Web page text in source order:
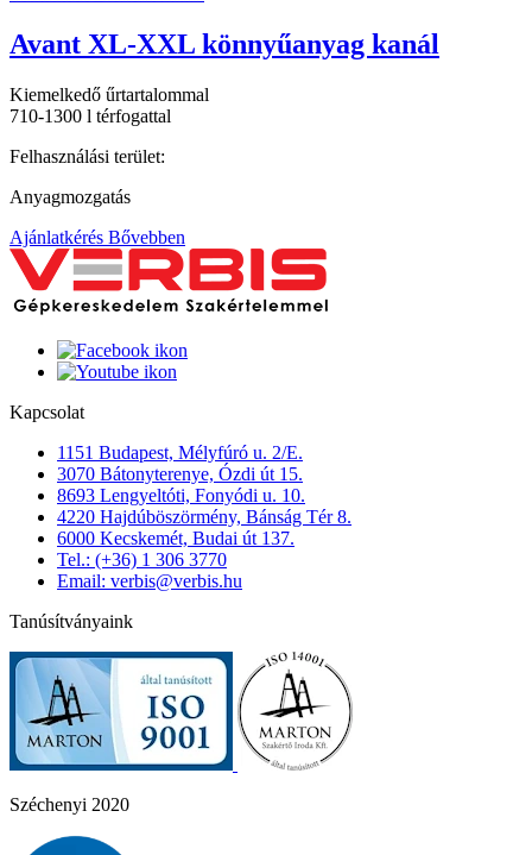
Avant XL-XXL könnyűanyag kanál
Kiemelkedő űrtartalommal
710-1300 l térfogattal
Felhasználási terület:
Anyagmozgatás
Ajánlatkérés Bővebben
Kapcsolat
1151 Budapest, Mélyfúró u. 2/E.
3070 Bátonyterenye, Ózdi út 15.
8693 Lengyeltóti, Fonyódi u. 10.
4220 Hajdúböszörmény, Bánság Tér 8.
6000 Kecskemét, Budai út 137.
Tel.: (+36) 1 306 3770
Email: verbis@verbis.hu
Tanúsítványaink
Széchenyi 2020